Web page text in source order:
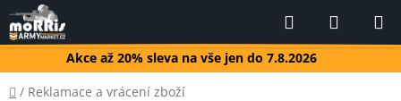
Přejít
na
obsah
Akce až 20% sleva na vše jen do 7.8.2026
Hledat
KOŠÍK
Domů
/ Reklamace a vrácení zboží